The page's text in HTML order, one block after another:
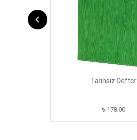
Tarihsiz Defter
₺ 178.00